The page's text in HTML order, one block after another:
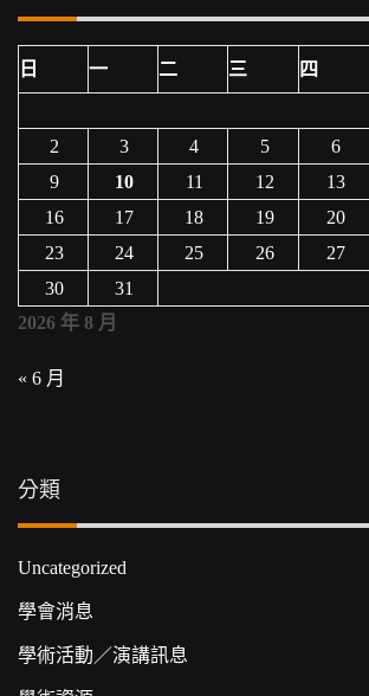
2026 年 8 月
日 一 二 三 四
2
3 4 5 6
9
10 11 12 13
16
17 18 19 20
23
24 25 26 27
30
31
« 6 月
分類
Uncategorized
學會消息
學術活動／演講訊息